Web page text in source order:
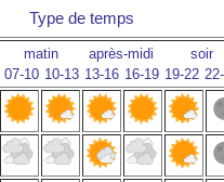
Type de temps
matin après-midi
soir
07-10 10-13 13-16 16-19 19-22